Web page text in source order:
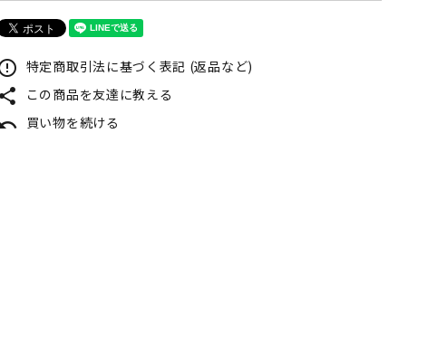
特定商取引法に基づく表記 (返品など)
share この商品を友達に教える
買い物を続ける